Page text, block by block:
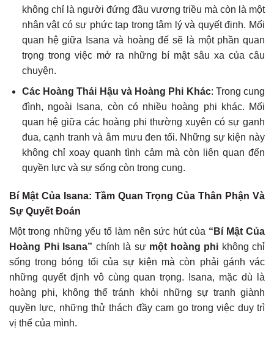
không chỉ là người đứng đầu vương triều mà còn là một
nhân vật có sự phức tạp trong tâm lý và quyết định. Mối
quan hệ giữa Isana và hoàng đế sẽ là một phần quan
trọng trong việc mở ra những bí mật sâu xa của câu
chuyện.
Các Hoàng Thái Hậu và Hoàng Phi Khác: Trong cung
đình, ngoài Isana, còn có nhiều hoàng phi khác. Mối
quan hệ giữa các hoàng phi thường xuyên có sự ganh
đua, cạnh tranh và âm mưu đen tối. Những sự kiện này
không chỉ xoay quanh tình cảm mà còn liên quan đến
quyền lực và sự sống còn trong cung.
Bí Mật Của Isana: Tầm Quan Trọng Của Thân Phận Và
Sự Quyết Đoán
Một trong những yếu tố làm nên sức hút của “Bí Mật Của
Hoàng Phi Isana” chính là sự một hoàng phi không chỉ
sống trong bóng tối của sự kiện mà còn phải gánh vác
những quyết định vô cùng quan trọng. Isana, mặc dù là
hoàng phi, không thể tránh khỏi những sự tranh giành
quyền lực, những thử thách đầy cam go trong việc duy trì
vị thế của mình.